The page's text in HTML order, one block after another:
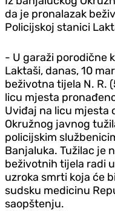
da je pronalazak
Policijskoj stanici
- U garaži porodične
Laktaši, danas, 10
beživotna tijela N. R.
licu mjesta
Uviđaj na licu mjesta
Okružnog javnog
policijskim
Banjaluka. Tužilac je
beživotnih tijela radi
uzroka smrti koja će
sudsku medicinu
saopštenju.